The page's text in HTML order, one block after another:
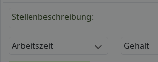
Stellenbeschreibung:
Arbeitszeit Gehalt